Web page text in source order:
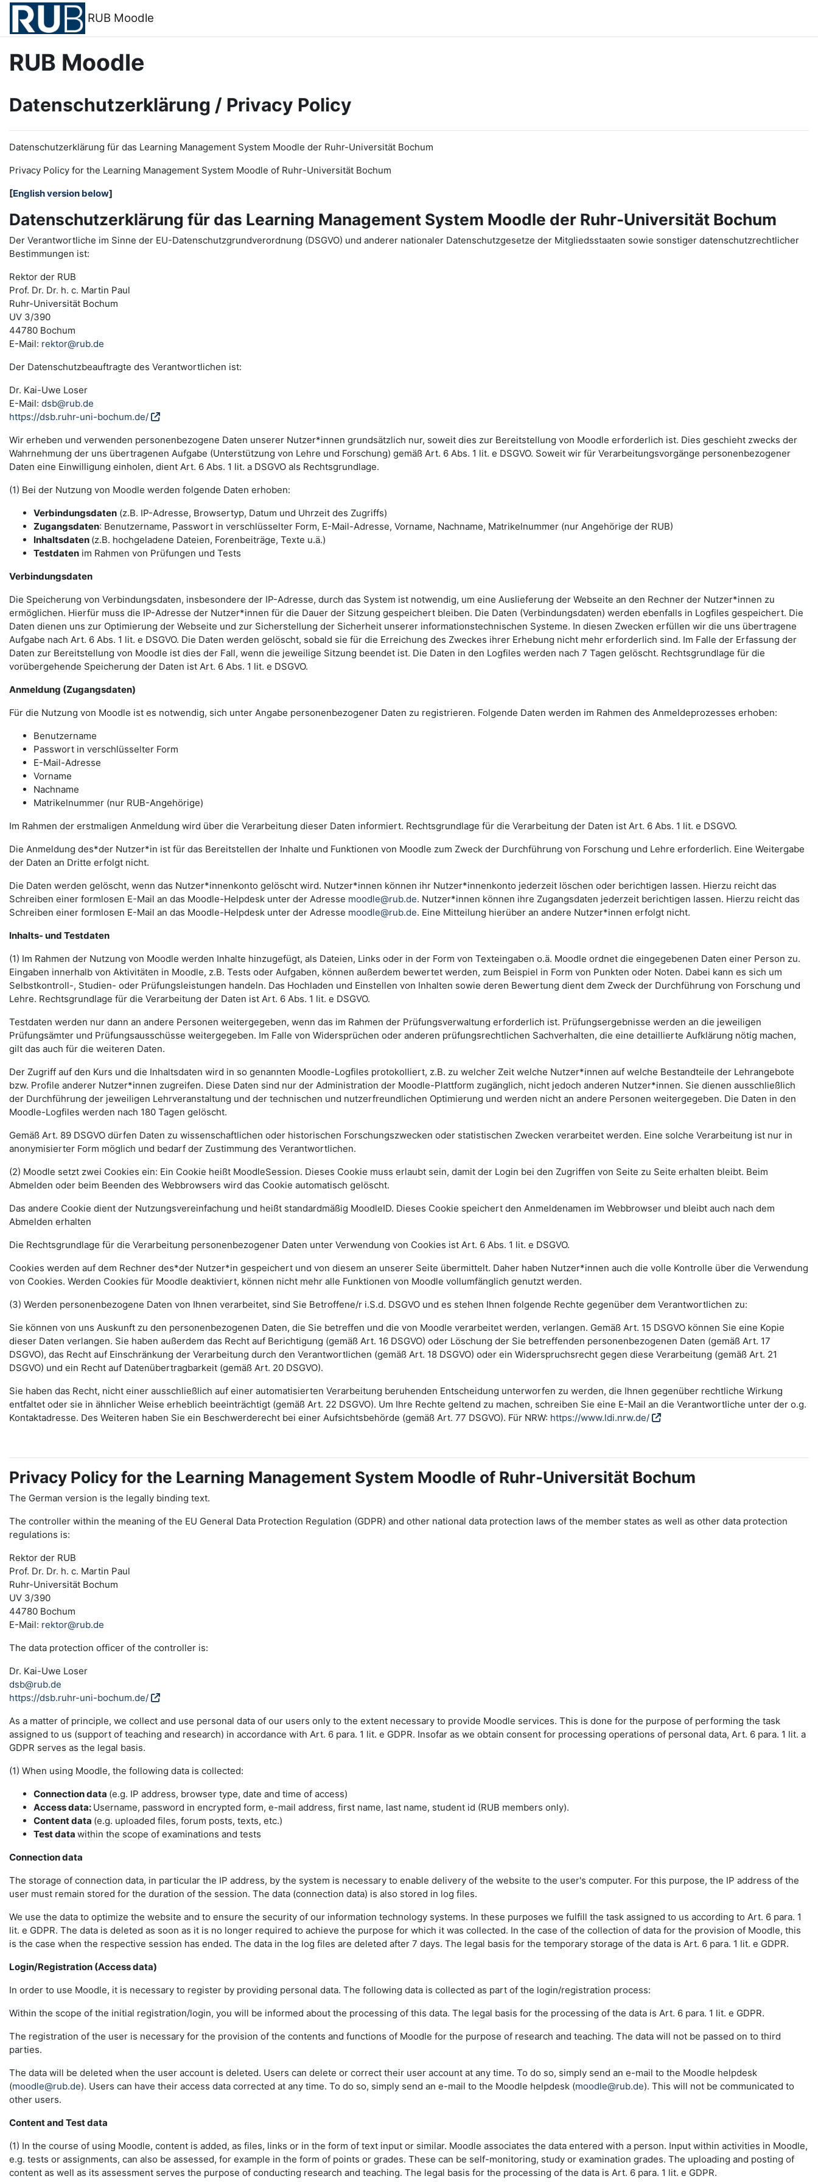
Zum Hauptinhalt
RUB Moodle
RUB Moodle
Datenschutzerklärung / Privacy Policy
Datenschutzerklärung für das Learning Management System Moodle der Ruhr-Universität Bochum
Privacy Policy for the Learning Management System Moodle of Ruhr-Universität Bochum
[English version below]
Datenschutzerklärung für das Learning Management System Moodle der Ruhr-Universität Bochum
Der Verantwortliche im Sinne der EU-Datenschutzgrundverordnung (DSGVO) und anderer nationaler Datenschutzgesetze der Mitgliedsstaaten sowie sonstiger datenschutzrechtlicher
Bestimmungen ist:
Rektor der RUB
Prof. Dr. Dr. h. c. Martin Paul
Ruhr-Universität Bochum
UV 3/390
44780 Bochum
E-Mail: rektor@rub.de
Der Datenschutzbeauftragte des Verantwortlichen ist:
Dr. Kai-Uwe Loser
E-Mail: dsb@rub.de
https://dsb.ruhr-uni-bochum.de/
Wir erheben und verwenden personenbezogene Daten unserer Nutzer*innen grundsätzlich nur, soweit dies zur Bereitstellung von Moodle erforderlich ist. Dies geschieht zwecks der
Wahrnehmung der uns übertragenen Aufgabe (Unterstützung von Lehre und Forschung) gemäß Art. 6 Abs. 1 lit. e DSGVO. Soweit wir für Verarbeitungsvorgänge personenbezogener
Daten eine Einwilligung einholen, dient Art. 6 Abs. 1 lit. a DSGVO als Rechtsgrundlage.
(1) Bei der Nutzung von Moodle werden folgende Daten erhoben:
Verbindungsdaten (z.B. IP-Adresse, Browsertyp, Datum und Uhrzeit des Zugriffs)
Zugangsdaten: Benutzername, Passwort in verschlüsselter Form, E-Mail-Adresse, Vorname, Nachname, Matrikelnummer (nur Angehörige der RUB)
Inhaltsdaten (z.B. hochgeladene Dateien, Forenbeiträge, Texte u.ä.)
Testdaten im Rahmen von Prüfungen und Tests
Verbindungsdaten
Die Speicherung von Verbindungsdaten, insbesondere der IP-Adresse, durch das System ist notwendig, um eine Auslieferung der Webseite an den Rechner der Nutzer*innen zu
ermöglichen. Hierfür muss die IP-Adresse der Nutzer*innen für die Dauer der Sitzung gespeichert bleiben. Die Daten (Verbindungsdaten) werden ebenfalls in Logfiles gespeichert. Die
Daten dienen uns zur Optimierung der Webseite und zur Sicherstellung der Sicherheit unserer informationstechnischen Systeme. In diesen Zwecken erfüllen wir die uns übertragene
Aufgabe nach Art. 6 Abs. 1 lit. e DSGVO. Die Daten werden gelöscht, sobald sie für die Erreichung des Zweckes ihrer Erhebung nicht mehr erforderlich sind. Im Falle der Erfassung der
Daten zur Bereitstellung von Moodle ist dies der Fall, wenn die jeweilige Sitzung beendet ist. Die Daten in den Logfiles werden nach 7 Tagen gelöscht. Rechtsgrundlage für die
vorübergehende Speicherung der Daten ist Art. 6 Abs. 1 lit. e DSGVO.
Anmeldung (Zugangsdaten)
Für die Nutzung von Moodle ist es notwendig, sich unter Angabe personenbezogener Daten zu registrieren. Folgende Daten werden im Rahmen des Anmeldeprozesses erhoben:
Benutzername
Passwort in verschlüsselter Form
E-Mail-Adresse
Vorname
Nachname
Matrikelnummer (nur RUB-Angehörige)
Im Rahmen der erstmaligen Anmeldung wird über die Verarbeitung dieser Daten informiert. Rechtsgrundlage für die Verarbeitung der Daten ist Art. 6 Abs. 1 lit. e DSGVO.
Die Anmeldung des*der Nutzer*in ist für das Bereitstellen der Inhalte und Funktionen von Moodle zum Zweck der Durchführung von Forschung und Lehre erforderlich. Eine Weitergabe
der Daten an Dritte erfolgt nicht.
Die Daten werden gelöscht, wenn das Nutzer*innenkonto gelöscht wird. Nutzer*innen können ihr Nutzer*innenkonto jederzeit löschen oder berichtigen lassen. Hierzu reicht das
Schreiben einer formlosen E-Mail an das Moodle-Helpdesk unter der Adresse moodle@rub.de. Nutzer*innen können ihre Zugangsdaten jederzeit berichtigen lassen. Hierzu reicht das
Schreiben einer formlosen E-Mail an das Moodle-Helpdesk unter der Adresse moodle@rub.de. Eine Mitteilung hierüber an andere Nutzer*innen erfolgt nicht.
Inhalts- und Testdaten
(1) Im Rahmen der Nutzung von Moodle werden Inhalte hinzugefügt, als Dateien, Links oder in der Form von Texteingaben o.ä. Moodle ordnet die eingegebenen Daten einer Person zu.
Eingaben innerhalb von Aktivitäten in Moodle, z.B. Tests oder Aufgaben, können außerdem bewertet werden, zum Beispiel in Form von Punkten oder Noten. Dabei kann es sich um
Selbstkontroll-, Studien- oder Prüfungsleistungen handeln. Das Hochladen und Einstellen von Inhalten sowie deren Bewertung dient dem Zweck der Durchführung von Forschung und
Lehre. Rechtsgrundlage für die Verarbeitung der Daten ist Art. 6 Abs. 1 lit. e DSGVO.
Testdaten werden nur dann an andere Personen weitergegeben, wenn das im Rahmen der Prüfungsverwaltung erforderlich ist. Prüfungsergebnisse werden an die jeweiligen
Prüfungsämter und Prüfungsausschüsse weitergegeben. Im Falle von Widersprüchen oder anderen prüfungsrechtlichen Sachverhalten, die eine detaillierte Aufklärung nötig machen,
gilt das auch für die weiteren Daten.
Der Zugriff auf den Kurs und die Inhaltsdaten wird in so genannten Moodle-Logfiles protokolliert, z.B. zu welcher Zeit welche Nutzer*innen auf welche Bestandteile der Lehrangebote
bzw. Profile anderer Nutzer*innen zugreifen. Diese Daten sind nur der Administration der Moodle-Plattform zugänglich, nicht jedoch anderen Nutzer*innen. Sie dienen ausschließlich
der Durchführung der jeweiligen Lehrveranstaltung und der technischen und nutzerfreundlichen Optimierung und werden nicht an andere Personen weitergegeben. Die Daten in den
Moodle-Logfiles werden nach 180 Tagen gelöscht.
Gemäß Art. 89 DSGVO dürfen Daten zu wissenschaftlichen oder historischen Forschungszwecken oder statistischen Zwecken verarbeitet werden. Eine solche Verarbeitung ist nur in
anonymisierter Form möglich und bedarf der Zustimmung des Verantwortlichen.
(2) Moodle setzt zwei Cookies ein: Ein Cookie heißt MoodleSession. Dieses Cookie muss erlaubt sein, damit der Login bei den Zugriffen von Seite zu Seite erhalten bleibt. Beim
Abmelden oder beim Beenden des Webbrowsers wird das Cookie automatisch gelöscht.
Das andere Cookie dient der Nutzungsvereinfachung und heißt standardmäßig MoodleID. Dieses Cookie speichert den Anmeldenamen im Webbrowser und bleibt auch nach dem
Abmelden erhalten
Die Rechtsgrundlage für die Verarbeitung personenbezogener Daten unter Verwendung von Cookies ist Art. 6 Abs. 1 lit. e DSGVO.
Cookies werden auf dem Rechner des*der Nutzer*in gespeichert und von diesem an unserer Seite übermittelt. Daher haben Nutzer*innen auch die volle Kontrolle über die Verwendung
von Cookies. Werden Cookies für Moodle deaktiviert, können nicht mehr alle Funktionen von Moodle vollumfänglich genutzt werden.
(3) Werden personenbezogene Daten von Ihnen verarbeitet, sind Sie Betroffene/r i.S.d. DSGVO und es stehen Ihnen folgende Rechte gegenüber dem Verantwortlichen zu:
Sie können von uns Auskunft zu den personenbezogenen Daten, die Sie betreffen und die von Moodle verarbeitet werden, verlangen. Gemäß Art. 15 DSGVO können Sie eine Kopie
dieser Daten verlangen. Sie haben außerdem das Recht auf Berichtigung (gemäß Art. 16 DSGVO) oder Löschung der Sie betreffenden personenbezogenen Daten (gemäß Art. 17
DSGVO), das Recht auf Einschränkung der Verarbeitung durch den Verantwortlichen (gemäß Art. 18 DSGVO) oder ein Widerspruchsrecht gegen diese Verarbeitung (gemäß Art. 21
DSGVO) und ein Recht auf Datenübertragbarkeit (gemäß Art. 20 DSGVO).
Sie haben das Recht, nicht einer ausschließlich auf einer automatisierten Verarbeitung beruhenden Entscheidung unterworfen zu werden, die Ihnen gegenüber rechtliche Wirkung
entfaltet oder sie in ähnlicher Weise erheblich beeinträchtigt (gemäß Art. 22 DSGVO). Um Ihre Rechte geltend zu machen, schreiben Sie eine E-Mail an die Verantwortliche unter der o.g.
Kontaktadresse. Des Weiteren haben Sie ein Beschwerderecht bei einer Aufsichtsbehörde (gemäß Art. 77 DSGVO). Für NRW: https://www.ldi.nrw.de/
Privacy Policy for the Learning Management System Moodle of Ruhr-Universität Bochum
The German version is the legally binding text.
The controller within the meaning of the EU General Data Protection Regulation (GDPR) and other national data protection laws of the member states as well as other data protection
regulations is:
Rektor der RUB
Prof. Dr. Dr. h. c. Martin Paul
Ruhr-Universität Bochum
UV 3/390
44780 Bochum
E-Mail: rektor@rub.de
The data protection officer of the controller is:
Dr. Kai-Uwe Loser
dsb@rub.de
https://dsb.ruhr-uni-bochum.de/
As a matter of principle, we collect and use personal data of our users only to the extent necessary to provide Moodle services. This is done for the purpose of performing the task
assigned to us (support of teaching and research) in accordance with Art. 6 para. 1 lit. e GDPR. Insofar as we obtain consent for processing operations of personal data, Art. 6 para. 1 lit. a
GDPR serves as the legal basis.
(1) When using Moodle, the following data is collected:
Connection data (e.g. IP address, browser type, date and time of access)
Access data: Username, password in encrypted form, e-mail address, first name, last name, student id (RUB members only).
Content data (e.g. uploaded files, forum posts, texts, etc.)
Test data within the scope of examinations and tests
Connection data
The storage of connection data, in particular the IP address, by the system is necessary to enable delivery of the website to the user's computer. For this purpose, the IP address of the
user must remain stored for the duration of the session. The data (connection data) is also stored in log files.
We use the data to optimize the website and to ensure the security of our information technology systems. In these purposes we fulfill the task assigned to us according to Art. 6 para. 1
lit. e GDPR. The data is deleted as soon as it is no longer required to achieve the purpose for which it was collected. In the case of the collection of data for the provision of Moodle, this
is the case when the respective session has ended. The data in the log files are deleted after 7 days. The legal basis for the temporary storage of the data is Art. 6 para. 1 lit. e GDPR.
Login/Registration (Access data)
In order to use Moodle, it is necessary to register by providing personal data. The following data is collected as part of the login/registration process:
Within the scope of the initial registration/login, you will be informed about the processing of this data. The legal basis for the processing of the data is Art. 6 para. 1 lit. e GDPR.
The registration of the user is necessary for the provision of the contents and functions of Moodle for the purpose of research and teaching. The data will not be passed on to third
parties.
The data will be deleted when the user account is deleted. Users can delete or correct their user account at any time. To do so, simply send an e-mail to the Moodle helpdesk
(moodle@rub.de). Users can have their access data corrected at any time. To do so, simply send an e-mail to the Moodle helpdesk (moodle@rub.de). This will not be communicated to
other users.
Content and Test data
(1) In the course of using Moodle, content is added, as files, links or in the form of text input or similar. Moodle associates the data entered with a person. Input within activities in Moodle,
e.g. tests or assignments, can also be assessed, for example in the form of points or grades. These can be self-monitoring, study or examination grades. The uploading and posting of
content as well as its assessment serves the purpose of conducting research and teaching. The legal basis for the processing of the data is Art. 6 para. 1 lit. e GDPR.